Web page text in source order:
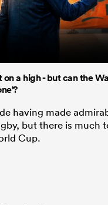
a high - but can the
having made
but there is much
Cup.